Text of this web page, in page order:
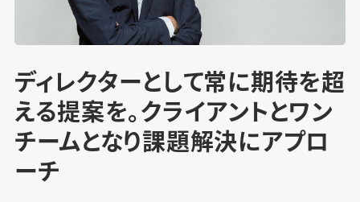
ディレクターとして常に期待を超
える提案を。クライアントとワン
チームとなり課題解決にアプロ
ーチ